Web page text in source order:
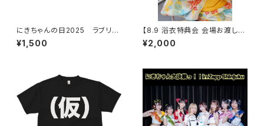
にきちゃんの日2025 ラブリー
衣装 アクリルキーホルダー
¥1,500
【8.9 浴衣特典会 会場お渡し限
定】らく 浴衣ポートレート ※発
送はいたしません
¥2,000